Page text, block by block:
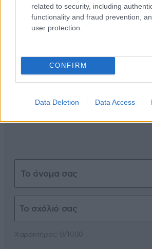
related to security, including
functionality and fraud prevention,
user protection.
CONFIRM
Data Deletion Data Access
ΣΧΌΛΙΑ